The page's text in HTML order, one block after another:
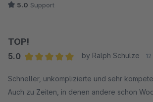
5.0 Support
TOP!
5.0
by Ralph Schulze
Schneller, unkomplizierte und sehr
Auch zu Zeiten, in denen andere schon